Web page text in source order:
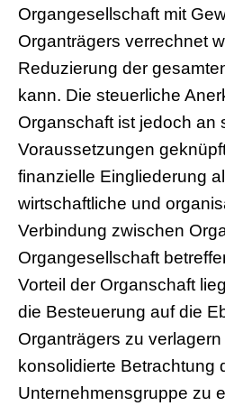
Organgesellschaft mit
Organträgers verrechnet
Reduzierung der
kann. Die steuerliche
Organschaft ist jedoch an
Voraussetzungen
finanzielle Eingliederung
wirtschaftliche und
Verbindung zwischen
Organgesellschaft
Vorteil der Organschaft
die Besteuerung auf die
Organträgers zu
konsolidierte Betrachtung
Unternehmensgruppe zu